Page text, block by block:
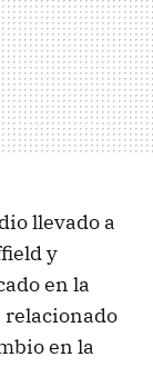
llevado a
y
en la
relacionado
en la